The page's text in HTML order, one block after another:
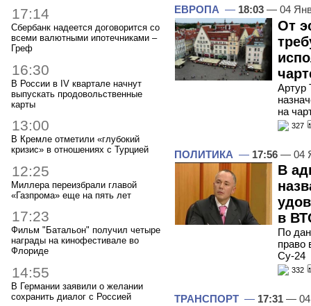
17:14
Сбербанк надеется договорится со
всеми валютными ипотечниками –
Греф
16:30
В России в IV квартале начнут
выпускать продовольственные
карты
13:00
В Кремле отметили «глубокий
кризис» в отношениях с Турцией
12:25
Миллера переизбрали главой
«Газпрома» еще на пять лет
17:23
Фильм "Батальон" получил четыре
награды на кинофестивале во
Флориде
14:55
В Германии заявили о желании
сохранить диалог с Россией
ЕВРОПА — 18:03 — 04
От
Артур
на
327
ПОЛИТИКА — 17:56 — 04
В
в
По
право
Су-24
332
ТРАНСПОРТ — 17:31 — 04